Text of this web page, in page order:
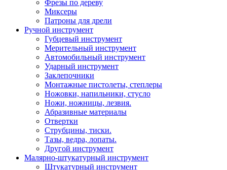
Фрезы по дереву
Миксеры
Патроны для дрели
Ручной инструмент
Губцевый инструмент
Мерительный инструмент
Автомобильный инструмент
Ударный инструмент
Заклепочники
Монтажные пистолеты, степлеры
Ножовки, напильники, стусло
Ножи, ножницы, лезвия.
Абразивные материалы
Отвертки
Cтрубцины, тиски.
Тазы, ведра, лопаты.
Другой инструмент
Малярно-штукатурный инструмент
Штукатурный инструмент